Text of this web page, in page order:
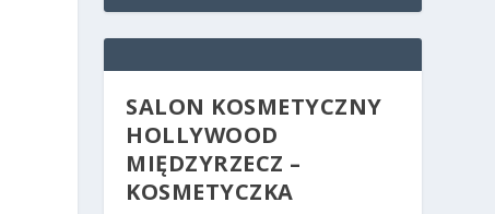
SALON KOSMETYCZNY
HOLLYWOOD
MIĘDZYRZECZ –
KOSMETYCZKA